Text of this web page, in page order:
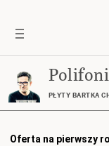
PŁYTY BARTKA
Oferta na pierwszy